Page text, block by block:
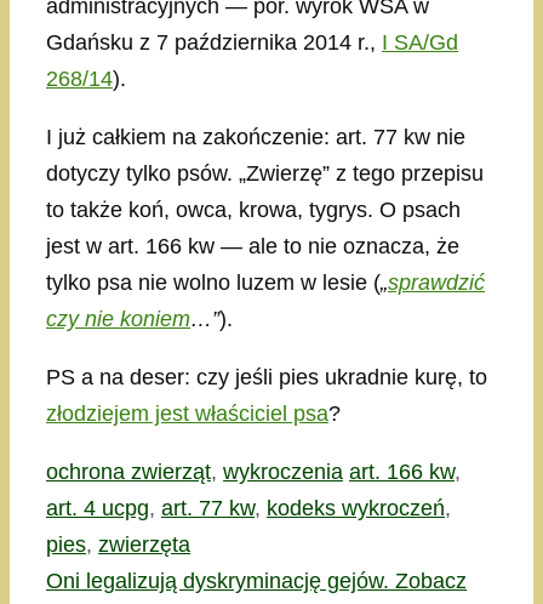
administracyjnych — por. wyrok WSA w
Gdańsku z 7 października 2014 r., I SA/Gd
268/14).
I już całkiem na zakończenie: art. 77 kw nie
dotyczy tylko psów. „Zwierzę” z tego przepisu
to także koń, owca, krowa, tygrys. O psach
jest w art. 166 kw — ale to nie oznacza, że
tylko psa nie wolno luzem w lesie („sprawdzić
czy nie koniem…”).
PS a na deser: czy jeśli pies ukradnie kurę, to
złodziejem jest właściciel psa?
Kategorie
ochrona zwierząt, wykroczenia Tagi
art. 166 kw,
art. 4 ucpg, art. 77 kw, kodeks wykroczeń,
pies, zwierzęta
Oni legalizują dyskryminację gejów. Zobacz